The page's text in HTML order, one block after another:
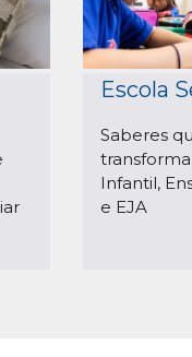
Escola
Saberes
Infantil,
e EJA